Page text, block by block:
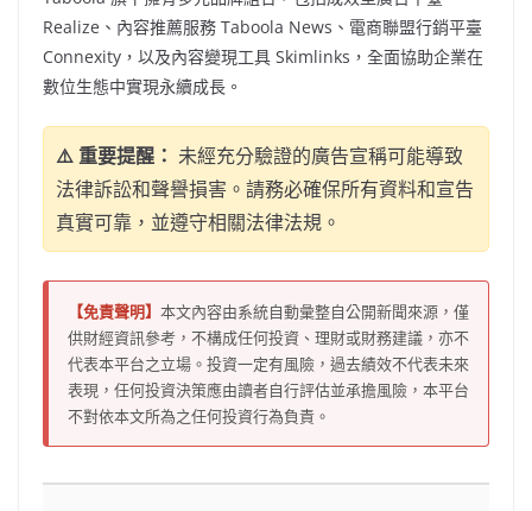
Realize、內容推薦服務 Taboola News、電商聯盟行銷平臺
Connexity，以及內容變現工具 Skimlinks，全面協助企業在
數位生態中實現永續成長。
⚠️ 重要提醒： 未經充分驗證的廣告宣稱可能導致
法律訴訟和聲譽損害。請務必確保所有資料和宣告
真實可靠，並遵守相關法律法規。
【免責聲明】 本文內容由系統自動彙整自公開新聞來源，僅
供財經資訊參考，不構成任何投資、理財或財務建議，亦不
代表本平台之立場。投資一定有風險，過去績效不代表未來
表現，任何投資決策應由讀者自行評估並承擔風險，本平台
不對依本文所為之任何投資行為負責。